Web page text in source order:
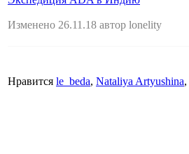
Изменено 26.11.18 автор lonelity
Нравится le_beda, Nataliya Artyushina,